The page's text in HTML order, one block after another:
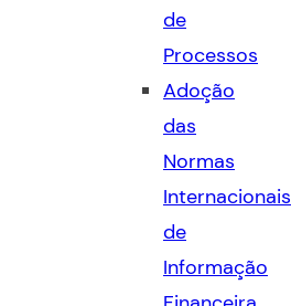
de
Processos
Adoção
das
Normas
Internacionais
de
Informação